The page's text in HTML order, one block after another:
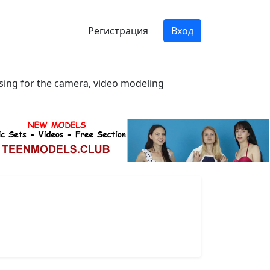
Регистрация Вход
for the camera, video modeling